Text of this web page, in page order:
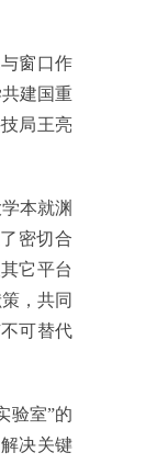
窗口作
建国重
局王亮
本就渊
密切合
它平台
，共同
可替代
验室”的
决关键